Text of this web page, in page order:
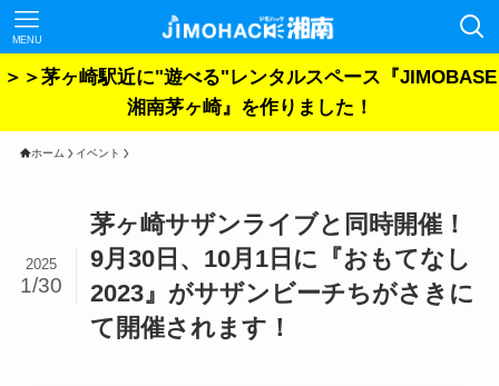
MENU
＞＞茅ヶ崎駅近に"遊べる"レンタルスペース『JIMOBASE
湘南茅ヶ崎』を作りました！
ホーム イベント
茅ヶ崎サザンライブと同時開催！
9月30日、10月1日に『おもてなし
2023』がサザンビーチちがさきに
て開催されます！
2025
1/30